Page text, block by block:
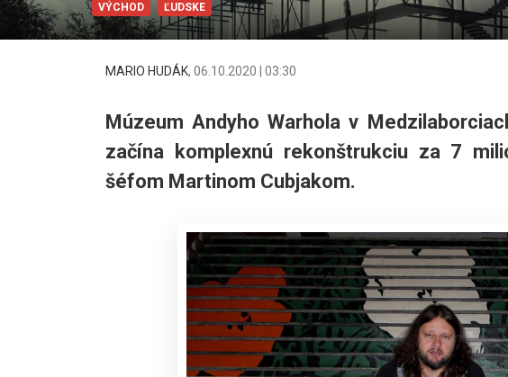
VÝCHOD ĽUDSKE
MARIO HUDÁK, 06.10.2020 | 03:30
Múzeum Andyho Warhola v
začína komplexnú rekonštrukciu za 7
šéfom Martinom Cubjakom.